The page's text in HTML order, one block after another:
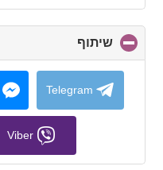
שיתוף
to
collapse
contents
Telegram
Viber